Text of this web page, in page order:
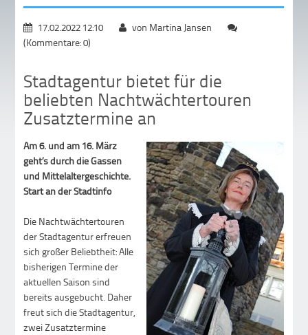
17.02.2022 12:10
von Martina Jansen
(Kommentare: 0)
Stadtagentur bietet für die
beliebten Nachtwächtertouren
Zusatztermine an
Am 6. und am 16. März
geht’s durch die Gassen
und Mittelaltergeschichte.
Start an der Stadtinfo
Die Nachtwächtertouren
der Stadtagentur erfreuen
sich großer Beliebtheit: Alle
bisherigen Termine der
aktuellen Saison sind
bereits ausgebucht. Daher
freut sich die Stadtagentur,
zwei Zusatztermine